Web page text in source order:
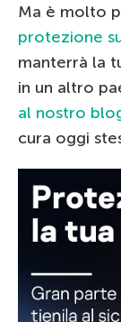
Ma è molto
protezione
manterrà la
in un altro
al nostro
cura oggi